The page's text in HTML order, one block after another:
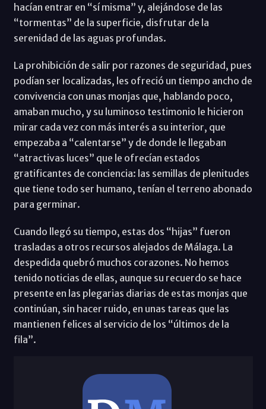
hacían entrar en “sí misma” y, alejándose de las
“tormentas” de la superficie, disfrutar de la
serenidad de las aguas profundas.
La prohibición de salir por razones de seguridad, pues
podían ser localizadas, les ofreció un tiempo ancho de
convivencia con unas monjas que, hablando poco,
amaban mucho, y su luminoso testimonio le hicieron
mirar cada vez con más interés a su interior, que
empezaba a “calentarse” y de donde le llegaban
“atractivas luces” que le ofrecían estados
gratificantes de conciencia: las semillas de plenitudes
que tiene todo ser humano, tenían el terreno abonado
para germinar.
Cuando llegó su tiempo, estas dos “hijas” fueron
trasladas a otros recursos alejados de Málaga. La
despedida quebró muchos corazones. No hemos
tenido noticias de ellas, aunque su recuerdo se hace
presente en las plegarias diarias de estas monjas que
continúan, sin hacer ruido, en unas tareas que las
mantienen felices al servicio de los “últimos de la
fila”.